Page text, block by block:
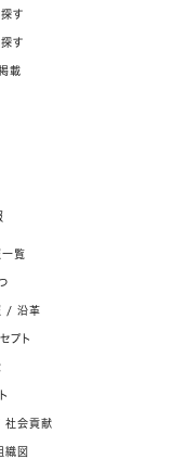
す
す
載
覧
/ 沿革
プト
会貢献
図